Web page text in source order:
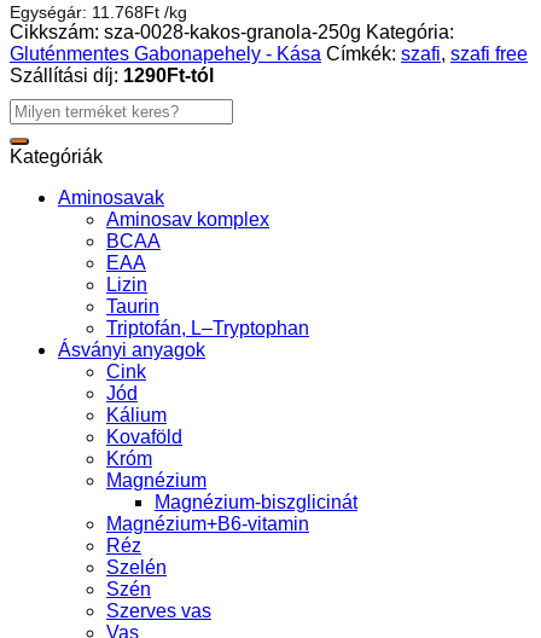
granola
250g
mennyiség
Egységár: 11.768Ft /kg
Cikkszám: sza-0028-kakos-granola-250g Kategória:
Gluténmentes Gabonapehely - Kása Címkék: szafi, szafi free
Szállítási díj: 1290Ft-tól
Keresés
a
következőre:
Kategóriák
Aminosavak
Aminosav komplex
BCAA
EAA
Lizin
Taurin
Triptofán, L–Tryptophan
Ásványi anyagok
Cink
Jód
Kálium
Kovaföld
Króm
Magnézium
Magnézium-biszglicinát
Magnézium+B6-vitamin
Réz
Szelén
Szén
Szerves vas
Vas